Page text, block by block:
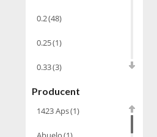
Whisky(462)
Pozostałe (24)
0.2(48)
0.25(1)
0.33(3)
0.35(53)
0.375 (28)
Producent
1423 Aps(1)